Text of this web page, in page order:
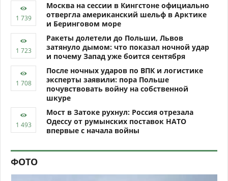
Москва на сессии в Кингстоне официально
отвергла американский шельф в Арктике
и Беринговом море
Ракеты долетели до Польши, Львов
затянуло дымом: что показал ночной удар
и почему Запад уже боится сентября
После ночных ударов по ВПК и логистике
эксперты заявили: пора Польше
почувствовать войну на собственной
шкуре
Мост в Затоке рухнул: Россия отрезала
Одессу от румынских поставок НАТО
впервые с начала войны
ФОТО